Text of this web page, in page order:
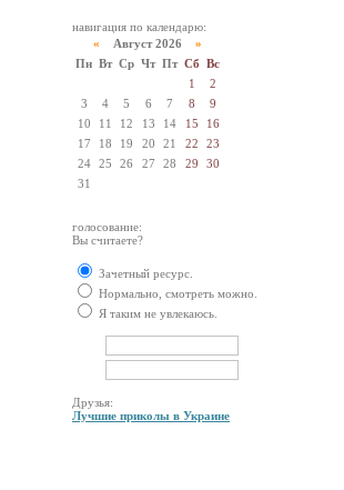
навигация по календарю:
« Август 2026 »
Пн Вт Ср Чт Пт Сб Вс
1
2
3
4 5 6 7 8
9
10
11 12 13 14 15
16
17
18 19 20 21 22
23
24
25 26 27 28 29
30
31
голосование:
Вы считаете?
Зачетный ресурс.
Нормально, смотреть можно.
Я таким не увлекаюсь.
Друзья:
Лучшие приколы в Украине